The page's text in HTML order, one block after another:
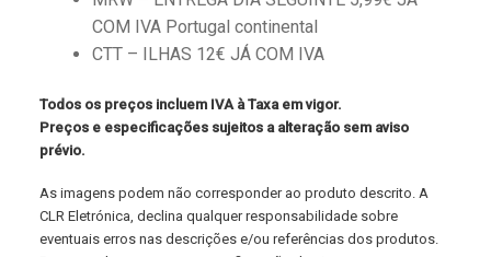
COM IVA Portugal continental
CTT – ILHAS 12€ JÁ COM IVA
Todos os preços incluem IVA à Taxa em vigor.
Preços e especificações sujeitos a alteração sem aviso
prévio.
As imagens podem não corresponder ao produto descrito. A
CLR Eletrónica, declina qualquer responsabilidade sobre
eventuais erros nas descrições e/ou referências dos produtos.